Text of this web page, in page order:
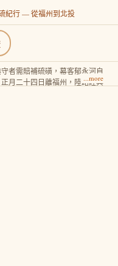
紀行 — 從福州到北投
者需賠補硫磺，幕客郁永河自
月二十四日離福州，陸路經興